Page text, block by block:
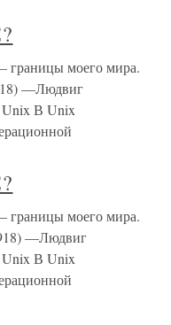
границы моего мира.
—Людвиг
Unix В Unix
границы моего мира.
—Людвиг
Unix В Unix